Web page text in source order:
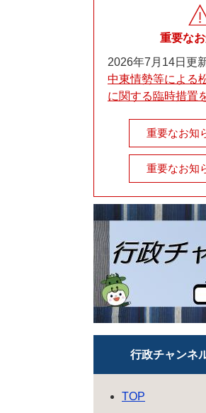
重要な
2026年7月14日更
中東情勢等による
に関する臨時措置
重要なお知
重要なお知
行政チャンネ
TOP